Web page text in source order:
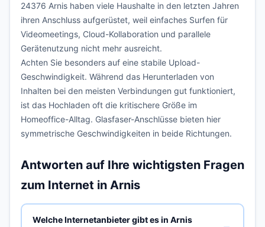
24376 Arnis haben viele Haushalte in den letzten Jahren
ihren Anschluss aufgerüstet, weil einfaches Surfen für
Videomeetings, Cloud-Kollaboration und parallele
Gerätenutzung nicht mehr ausreicht.
Achten Sie besonders auf eine stabile Upload-
Geschwindigkeit. Während das Herunterladen von
Inhalten bei den meisten Verbindungen gut funktioniert,
ist das Hochladen oft die kritischere Größe im
Homeoffice-Alltag. Glasfaser-Anschlüsse bieten hier
symmetrische Geschwindigkeiten in beide Richtungen.
Antworten auf Ihre wichtigsten Fragen
zum Internet in Arnis
Welche Internetanbieter gibt es in Arnis